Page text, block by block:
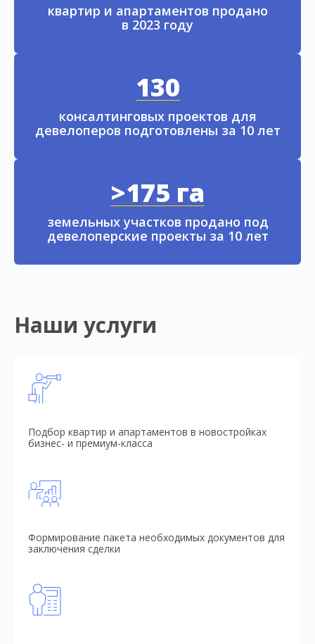
квартир и апартаментов продано
в 2023 году
130
консалтинговых проектов для
девелоперов подготовлены за 10 лет
>175 га
земельных участков продано под
девелоперские проекты за 10 лет
Наши услуги
Подбор квартир и апартаментов в новостройках
бизнес- и премиум-класса
Формирование пакета необходимых документов для
заключения сделки